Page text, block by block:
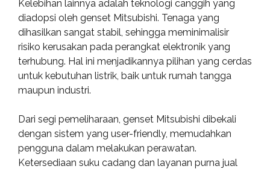
Kelebihan lainnya adalah teknologi canggih yang
diadopsi oleh genset Mitsubishi. Tenaga yang
dihasilkan sangat stabil, sehingga meminimalisir
risiko kerusakan pada perangkat elektronik yang
terhubung. Hal ini menjadikannya pilihan yang cerdas
untuk kebutuhan listrik, baik untuk rumah tangga
maupun industri.
Dari segi pemeliharaan, genset Mitsubishi dibekali
dengan sistem yang user-friendly, memudahkan
pengguna dalam melakukan perawatan.
Ketersediaan suku cadang dan layanan purna jual